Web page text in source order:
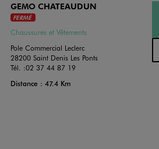
GEMO CHATEAUDUN
FERMÉ
Chaussures et Vêtements
Pole Commercial Leclerc
28200 Saint Denis Les Ponts
Tél. :02 37 44 87 19
Distance : 47.4 Km